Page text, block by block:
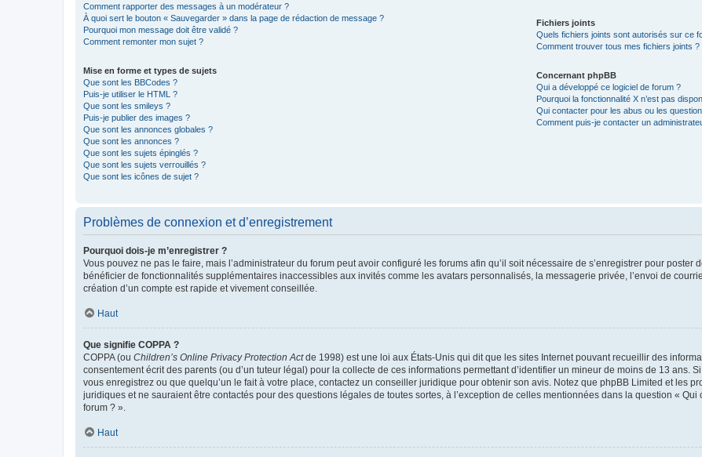
Comment rapporter des messages à un modérateur ?
À quoi sert le bouton « Sauvegarder » dans la page de rédaction de message ?
Pourquoi mon message doit être validé ?
Comment remonter mon sujet ?
Mise en forme et types de sujets
Que sont les BBCodes ?
Puis-je utiliser le HTML ?
Que sont les smileys ?
Puis-je publier des images ?
Que sont les annonces globales ?
Que sont les annonces ?
Que sont les sujets épinglés ?
Que sont les sujets verrouillés ?
Que sont les icônes de sujet ?
Fichiers joints
Quels fichiers joints sont autorisés sur ce
Comment trouver tous mes fichiers joints ?
Concernant phpBB
Qui a développé ce logiciel de forum ?
Pourquoi la fonctionnalité X n’est pas
Qui contacter pour les abus ou les
Comment puis-je contacter un
Problèmes de connexion et d’enregistrement
Pourquoi dois-je m’enregistrer ?
Vous pouvez ne pas le faire, mais l’administrateur du forum peut avoir configuré les forums afin qu’il soit nécessaire de s’enregistrer pour poster
bénéficier de fonctionnalités supplémentaires inaccessibles aux invités comme les avatars personnalisés, la messagerie privée, l’envoi de
création d’un compte est rapide et vivement conseillée.
Haut
Que signifie COPPA ?
COPPA (ou Children’s Online Privacy Protection Actde 1998) est une loi aux États-Unis qui dit que les sites Internet pouvant recueillir des
consentement écrit des parents (ou d’un tuteur légal) pour la collecte de ces informations permettant d’identifier un mineur de moins de 13 ans.
vous enregistrez ou que quelqu’un le fait à votre place, contactez un conseiller juridique pour obtenir son avis. Notez que phpBB Limited et les
juridiques et ne sauraient être contactés pour des questions légales de toutes sortes, à l’exception de celles mentionnées dans la question «
forum ? ».
Haut